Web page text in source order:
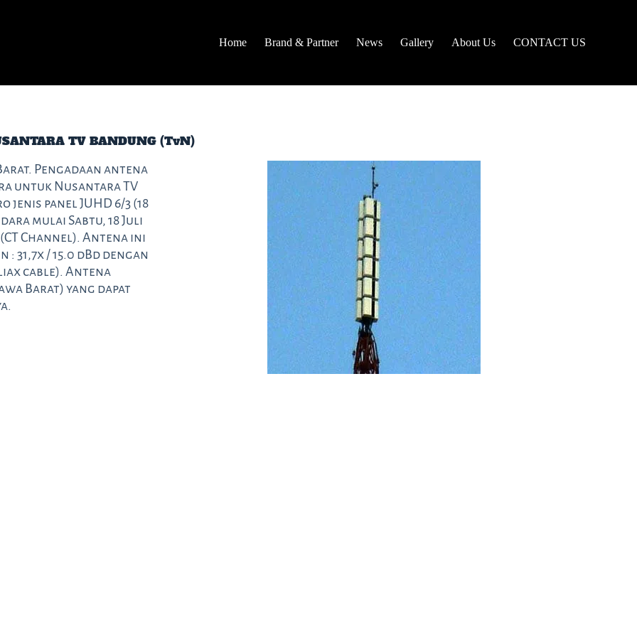
Home Brand & Partner News Gallery About Us CONTACT US
TV BANDUNG (TvN)
Pengadaan antena
untuk Nusantara TV
jenis panel JUHD 6/3 (18
mulai Sabtu, 18 Juli
Channel). Antena ini
31,7x / 15.0 dBd dengan
cable). Antena
Barat) yang dapat